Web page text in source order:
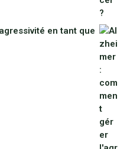
en tant que